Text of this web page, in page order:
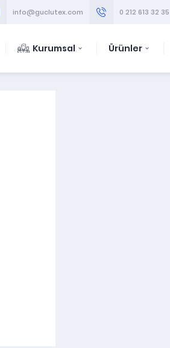
info@guclutex.com 0 212 613 32 35
Kurumsal Ürünler